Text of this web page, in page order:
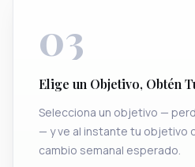
03
Elige un Objetivo, Obtén
Selecciona un objetivo —
— y ve al instante tu objetivo
cambio semanal esperado.